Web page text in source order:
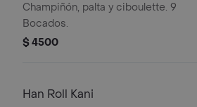
Champiñón, palta y ciboulette. 9
Bocados.
$ 4500
Han Roll Kani